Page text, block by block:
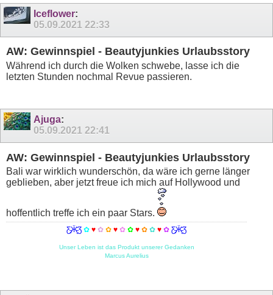
Iceflower:
05.09.2021 22:33
AW: Gewinnspiel - Beautyjunkies Urlaubsstory
Während ich durch die Wolken schwebe, lasse ich die
letzten Stunden nochmal Revue passieren.
Ajuga:
05.09.2021 22:41
AW: Gewinnspiel - Beautyjunkies Urlaubsstory
Bali war wirklich wunderschön, da wäre ich gerne länger
geblieben, aber jetzt freue ich mich auf Hollywood und
hoffentlich treffe ich ein paar Stars.
Ƹ̵̡Ӝ̵̨̄Ʒ ✿♥✿ ✿ ♥✿✿♥✿✿♥✿Ƹ̵̡Ӝ̵̨̄Ʒ
Unser Leben ist das Produkt unserer Gedanken
Marcus Aurelius